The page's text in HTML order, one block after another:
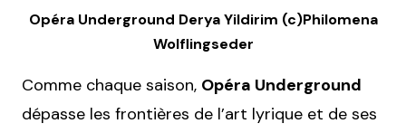
Opéra Underground Derya Yildirim (c)Philomena
Wolflingseder
Comme chaque saison, Opéra Underground
dépasse les frontières de l’art lyrique et de ses